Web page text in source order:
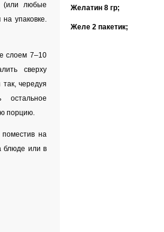
(или любые
на упаковке.
слоем 7–10
сверху
чередуя
порцию.
на
блюде или в
Желатин 8 гр;
Желе 2 пакетик;